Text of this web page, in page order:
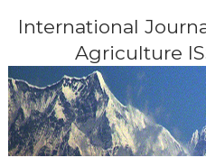
International
Agriculture